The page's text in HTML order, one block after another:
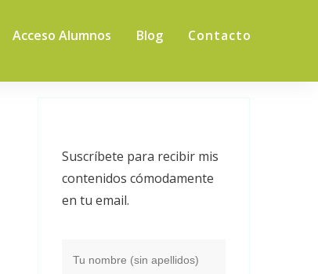
Acceso Alumnos Blog Contacto
Suscríbete para recibir mis
contenidos cómodamente
en tu email.